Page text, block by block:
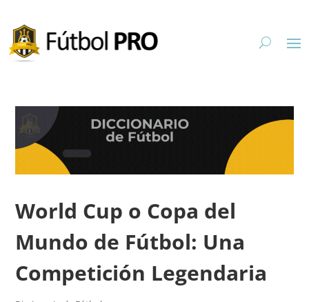
World Cup o Copa del
Mundo de Fútbol: Una
Competición Legendaria